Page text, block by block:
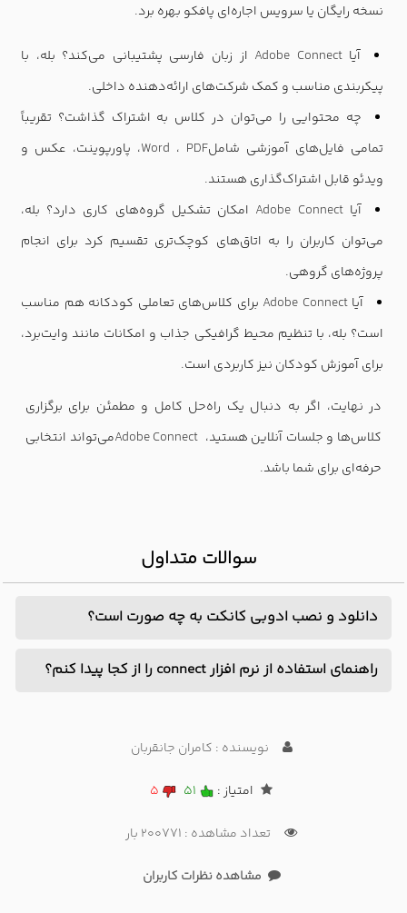
نسخه رایگان یا سرویس اجاره‌ای پافکو بهره برد.
آیا Adobe Connect از زبان فارسی پشتیبانی می‌کند؟ بله، با
پیکربندی مناسب و کمک شرکت‌های ارائه‌دهنده داخلی.
چه محتوایی را می‌توان در کلاس به اشتراک گذاشت؟ تقریباً
تمامی فایل‌های آموزشی شاملPDF ، Word، پاورپوینت، عکس و
ویدئو قابل اشتراک‌گذاری هستند.
آیا Adobe Connect امکان تشکیل گروه‌های کاری دارد؟ بله،
می‌توان کاربران را به اتاق‌های کوچک‌تری تقسیم کرد برای انجام
پروژه‌های گروهی.
آیا Adobe Connect برای کلاس‌های تعاملی کودکانه هم مناسب
است؟ بله، با تنظیم محیط گرافیکی جذاب و امکانات مانند وایت‌برد،
برای آموزش کودکان نیز کاربردی است.
در نهایت، اگر به دنبال یک راه‌حل کامل و مطمئن برای برگزاری
کلاس‌ها و جلسات آنلاین هستید، Adobe Connectمی‌تواند انتخابی
حرفه‌ای برای شما باشد.
سوالات متداول
دانلود و نصب ادوبی کانکت به چه صورت است؟
دانلود و نصب ادوبی کانکت در آدرس زیر به طور کامل توضیح
راهنمای استفاده از نرم افزار connect را از کجا پیدا کنم؟
منتشر کرده است، به لینک زیر مراجعه نمایید:
https://pafcoerp.com/-adobe-connect-learn-center
نویسنده : کامران جانقربان
امتیاز : 51
5
تعداد مشاهده : 200771 بار
مشاهده نظرات کاربران